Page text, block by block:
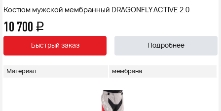
Костюм мужской мембранный DRAGONFLY ACTIVE 2.0
10 700 q
Быстрый заказ Подробнее
Материал мембрана